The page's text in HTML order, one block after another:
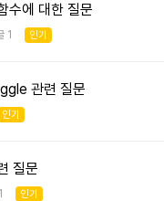
에 대한 질문
1 인기
관련 질문
인기
질문
1 인기